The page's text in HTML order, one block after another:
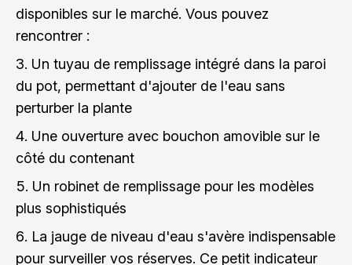
disponibles sur le marché. Vous pouvez
rencontrer :
Un tuyau de remplissage intégré dans la paroi
du pot, permettant d'ajouter de l'eau sans
perturber la plante
Une ouverture avec bouchon amovible sur le
côté du contenant
Un robinet de remplissage pour les modèles
plus sophistiqués
La jauge de niveau d'eau s'avère indispensable
pour surveiller vos réserves. Ce petit indicateur